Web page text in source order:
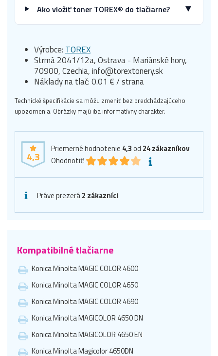
Ako vložiť toner TOREX® do tlačiarne? ▼
Výrobce:TOREX
Strmá 2041/12a, Ostrava - Mariánské hory,
70900, Czechia, info@torextonery.sk
Náklady na tlač: 0.01 € / strana
Technické špecifikácie sa môžu zmeniť bez predchádzajúceho
upozornenia. Obrázky majú iba informatívny charakter.
4,3
Priemerné hodnotenie 4,3od 24zákazníkov
Ohodnotiť:
Práve prezerá2 zákazníci
Kompatibilné tlačiarne
Konica Minolta MAGIC COLOR 4600
Konica Minolta MAGIC COLOR 4650
Konica Minolta MAGIC COLOR 4690
Konica Minolta MAGICOLOR 4650 DN
Konica Minolta MAGICOLOR 4650 EN
Konica Minolta Magicolor 4650DN